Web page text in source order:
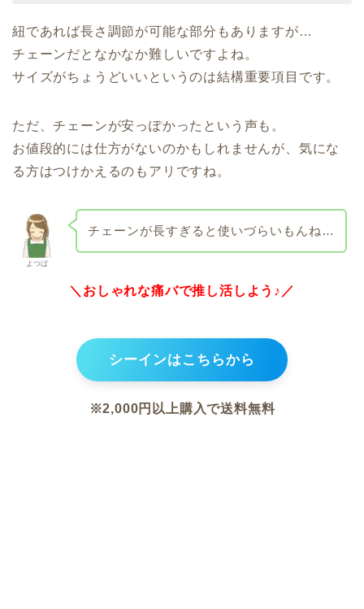
紐であれば長さ調節が可能な部分もありますが…
チェーンだとなかなか難しいですよね。
サイズがちょうどいいというのは結構重要項目です。
ただ、チェーンが安っぽかったという声も。
お値段的には仕方がないのかもしれませんが、気にな
る方はつけかえるのもアリですね。
よつば
チェーンが長すぎると使いづらいもんね…
＼おしゃれな痛バで推し活しよう♪／
シーインはこちらから
※2,000円以上購入で送料無料